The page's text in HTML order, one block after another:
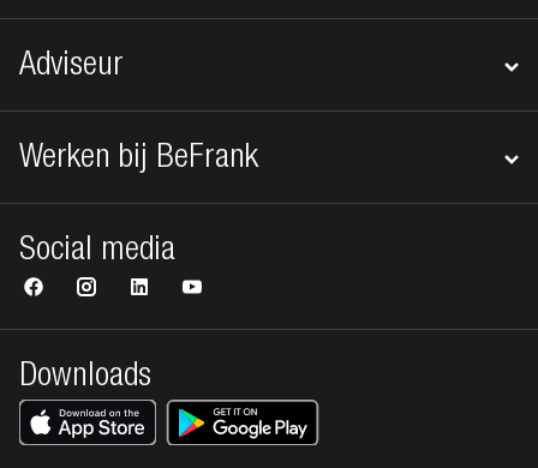
Adviseur
Werken bij BeFrank
Downloads
Social media